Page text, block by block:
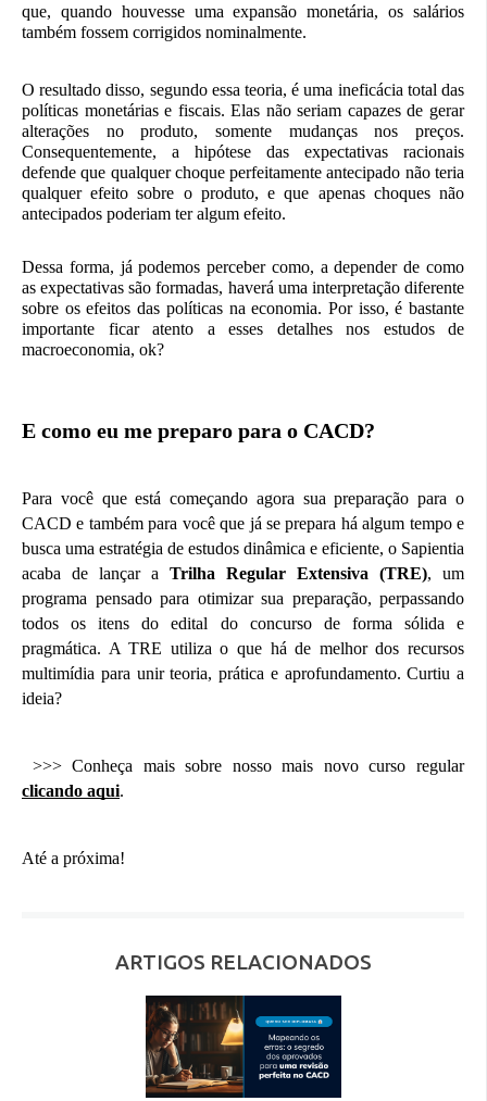
que, quando houvesse uma expansão monetária, os salários
também fossem corrigidos nominalmente.
O resultado disso, segundo essa teoria, é uma ineficácia total das
políticas monetárias e fiscais. Elas não seriam capazes de gerar
alterações no produto, somente mudanças nos preços.
Consequentemente, a hipótese das expectativas racionais
defende que qualquer choque perfeitamente antecipado não teria
qualquer efeito sobre o produto, e que apenas choques não
antecipados poderiam ter algum efeito.
Dessa forma, já podemos perceber como, a depender de como
as expectativas são formadas, haverá uma interpretação diferente
sobre os efeitos das políticas na economia. Por isso, é bastante
importante ficar atento a esses detalhes nos estudos de
macroeconomia, ok?
E como eu me preparo para o CACD?
Para você que está começando agora sua preparação para o
CACD e também para você que já se prepara há algum tempo e
busca uma estratégia de estudos dinâmica e eficiente, o Sapientia
acaba de lançar a Trilha Regular Extensiva (TRE), um
programa pensado para otimizar sua preparação, perpassando
todos os itens do edital do concurso de forma sólida e
pragmática. A TRE utiliza o que há de melhor dos recursos
multimídia para unir teoria, prática e aprofundamento. Curtiu a
ideia?
>>> Conheça mais sobre nosso mais novo curso regular
clicando aqui.
Até a próxima!
ARTIGOS RELACIONADOS